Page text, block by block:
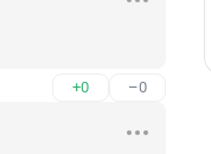
+0 –0